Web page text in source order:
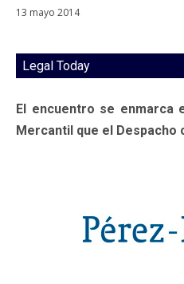
13 mayo 2014
Legal Today
El encuentro se enmarca
Mercantil que el Despacho